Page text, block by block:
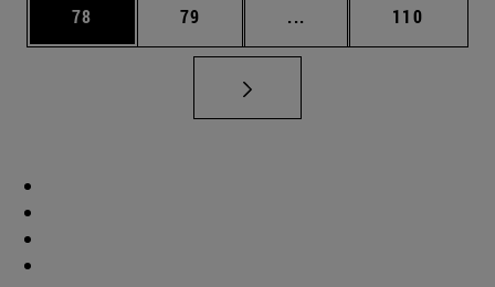
Página
78 Página
79 ... Páginas intermedias
Página
110